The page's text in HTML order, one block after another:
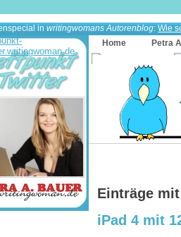
in writingwomans Autorenblog: Wie
Home
Petra
Einträge
iPad 4 mit